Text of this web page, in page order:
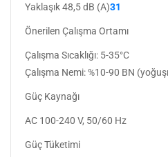
Yaklaşık 48,5 dB (A)31
Önerilen Çalışma Ortamı
Çalışma Sıcaklığı: 5-35°C
Çalışma Nemi: %10-90 BN
Güç Kaynağı
AC 100-240 V, 50/60 Hz
Güç Tüketimi